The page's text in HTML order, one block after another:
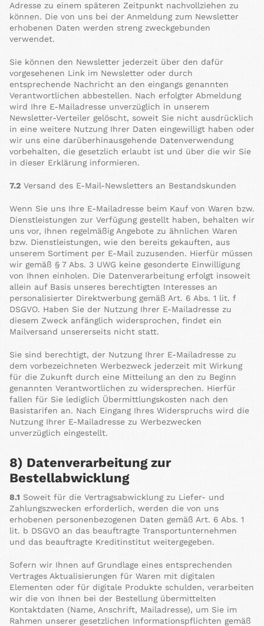
Adresse zu einem späteren Zeitpunkt nachvollziehen zu
können. Die von uns bei der Anmeldung zum Newsletter
erhobenen Daten werden streng zweckgebunden
verwendet.
Sie können den Newsletter jederzeit über den dafür
vorgesehenen Link im Newsletter oder durch
entsprechende Nachricht an den eingangs genannten
Verantwortlichen abbestellen. Nach erfolgter Abmeldung
wird Ihre E-Mailadresse unverzüglich in unserem
Newsletter-Verteiler gelöscht, soweit Sie nicht ausdrücklich
in eine weitere Nutzung Ihrer Daten eingewilligt haben oder
wir uns eine darüberhinausgehende Datenverwendung
vorbehalten, die gesetzlich erlaubt ist und über die wir Sie
in dieser Erklärung informieren.
7.2 Versand des E-Mail-Newsletters an Bestandskunden
Wenn Sie uns Ihre E-Mailadresse beim Kauf von Waren bzw.
Dienstleistungen zur Verfügung gestellt haben, behalten wir
uns vor, Ihnen regelmäßig Angebote zu ähnlichen Waren
bzw. Dienstleistungen, wie den bereits gekauften, aus
unserem Sortiment per E-Mail zuzusenden. Hierfür müssen
wir gemäß § 7 Abs. 3 UWG keine gesonderte Einwilligung
von Ihnen einholen. Die Datenverarbeitung erfolgt insoweit
allein auf Basis unseres berechtigten Interesses an
personalisierter Direktwerbung gemäß Art. 6 Abs. 1 lit. f
DSGVO. Haben Sie der Nutzung Ihrer E-Mailadresse zu
diesem Zweck anfänglich widersprochen, findet ein
Mailversand unsererseits nicht statt.
Sie sind berechtigt, der Nutzung Ihrer E-Mailadresse zu
dem vorbezeichneten Werbezweck jederzeit mit Wirkung
für die Zukunft durch eine Mitteilung an den zu Beginn
genannten Verantwortlichen zu widersprechen. Hierfür
fallen für Sie lediglich Übermittlungskosten nach den
Basistarifen an. Nach Eingang Ihres Widerspruchs wird die
Nutzung Ihrer E-Mailadresse zu Werbezwecken
unverzüglich eingestellt.
8) Datenverarbeitung zur
Bestellabwicklung
8.1 Soweit für die Vertragsabwicklung zu Liefer- und
Zahlungszwecken erforderlich, werden die von uns
erhobenen personenbezogenen Daten gemäß Art. 6 Abs. 1
lit. b DSGVO an das beauftragte Transportunternehmen
und das beauftragte Kreditinstitut weitergegeben.
Sofern wir Ihnen auf Grundlage eines entsprechenden
Vertrages Aktualisierungen für Waren mit digitalen
Elementen oder für digitale Produkte schulden, verarbeiten
wir die von Ihnen bei der Bestellung übermittelten
Kontaktdaten (Name, Anschrift, Mailadresse), um Sie im
Rahmen unserer gesetzlichen Informationspflichten gemäß